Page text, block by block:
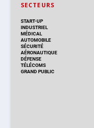
SECTEURS
START-UP
INDUSTRIEL
MÉDICAL
AUTOMOBILE
SÉCURITÉ
AÉRONAUTIQUE
DÉFENSE
TÉLÉCOMS
GRAND PUBLIC